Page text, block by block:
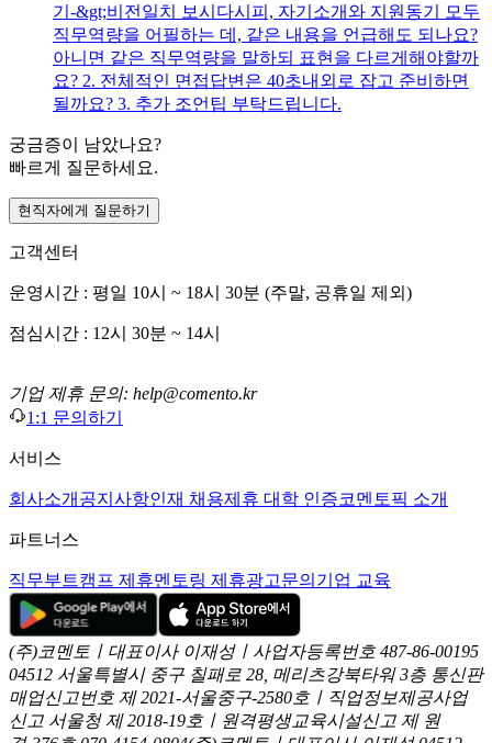
기-&gt;비전일치 보시다시피, 자기소개와 지원동기 모두
직무역량을 어필하는 데, 같은 내용을 언급해도 되나요?
아니면 같은 직무역량을 말하되 표현을 다르게해야할까
요? 2. 전체적인 면접답변은 40초내외로 잡고 준비하면
될까요? 3. 추가 조언팁 부탁드립니다.
궁금증이 남았나요?
빠르게 질문하세요.
현직자에게 질문하기
고객센터
운영시간 : 평일 10시 ~ 18시 30분 (주말, 공휴일 제외)
점심시간 : 12시 30분 ~ 14시
기업 제휴 문의: help@comento.kr
1:1 문의하기
서비스
회사소개 공지사항인재 채용제휴 대학 인증코멘토픽 소개
파트너스
직무부트캠프 제휴멘토링 제휴광고문의 기업 교육
(주)코멘토ㅣ대표이사 이재성ㅣ사업자등록번호 487-86-00195
04512 서울특별시 중구 칠패로 28, 메리츠강북타워 3층 통신판
매업신고번호 제 2021-서울중구-2580호ㅣ직업정보제공사업
신고 서울청 제 2018-19호ㅣ원격평생교육시설신고 제 원